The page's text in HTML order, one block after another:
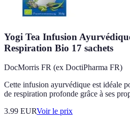
Yogi Tea Infusion
Respiration Bio 17 sachets
DocMorris FR (ex DoctiPharma FR)
Cette infusion ayurvédique est idéale
de respiration profonde grâce à ses
3.99 EURVoir le prix